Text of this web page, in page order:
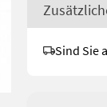
Sind Sie